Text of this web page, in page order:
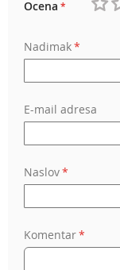
Ocena
Nadimak
E-mail adresa
Naslov
Komentar